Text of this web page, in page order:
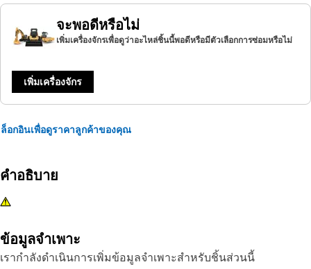
จะพอดีหรือไม่
เพิ่มเครื่องจักรเพื่อดูว่าอะไหล่ชิ้นนี้พอดีหรือมีตัวเลือกการซ่อมหรือไม่
เพิ่มเครื่องจักร
ล็อกอินเพื่อดูราคาลูกค้าของคุณ
คำอธิบาย
ข้อมูลจำเพาะ
เรากำลังดำเนินการเพิ่มข้อมูลจำเพาะสำหรับชิ้นส่วนนี้